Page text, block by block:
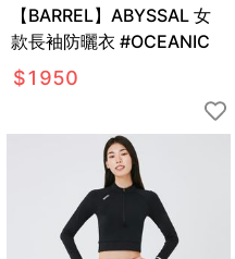
【BARREL】ABYSSAL 女
款長袖防曬衣 #OCEANIC
$1950